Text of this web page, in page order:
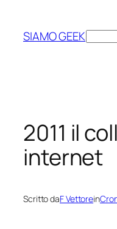
contenuto
SIAMO GEEKCerca
2011 il
internet
Scritto daF Vettorein